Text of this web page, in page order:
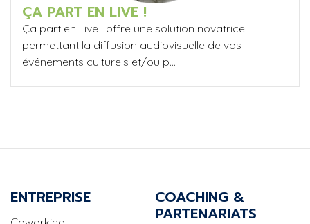
ÇA PART EN LIVE !
Ça part en Live ! offre une solution novatrice
permettant la diffusion audiovisuelle de vos
événements culturels et/ou p...
ENTREPRISE
COACHING &
PARTENARIATS